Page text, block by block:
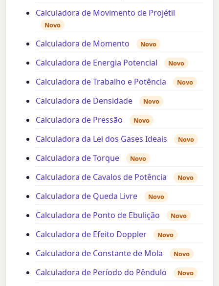
Calculadora de Movimento de Projétil
Novo
Calculadora de Momento Novo
Calculadora de Energia Potencial Novo
Calculadora de Trabalho e Potência Novo
Calculadora de Densidade Novo
Calculadora de Pressão Novo
Calculadora da Lei dos Gases Ideais Novo
Calculadora de Torque Novo
Calculadora de Cavalos de Potência Novo
Calculadora de Queda Livre Novo
Calculadora de Ponto de Ebulição Novo
Calculadora de Efeito Doppler Novo
Calculadora de Constante de Mola Novo
Calculadora de Período do Pêndulo Novo